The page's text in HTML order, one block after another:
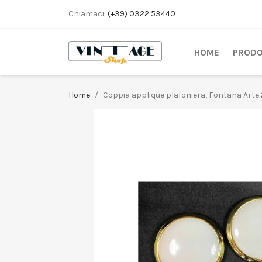
Chiamaci: (+39) 0322 53440
HOME
Home Coppia applique plafoniera, Fontana Arte